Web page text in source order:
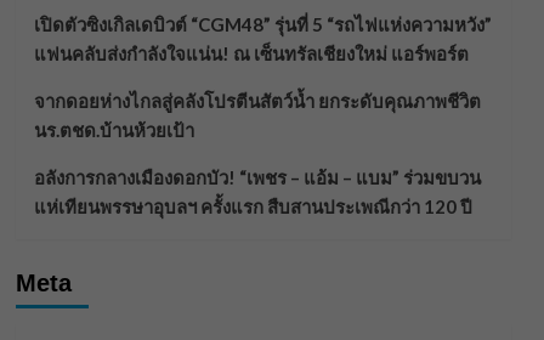
เปิดตัวซิงเกิลเดบิวต์ “CGM48” รุ่นที่ 5 “รถไฟแห่งความหวัง”
แฟนคลับส่งกำลังใจแน่น! ณ เซ็นทรัลเชียงใหม่ แอร์พอร์ต
จากดอยห่างไกลสู่คลังโปรตีนสัตว์น้ำ ยกระดับคุณภาพชีวิต
นร.ตชด.บ้านห้วยเป้า
อลังการกลางเมืองดอกบัว! “เพชร – แอ้ม – แบม” ร่วมขบวน
แห่เทียนพรรษาอุบลฯ ครั้งแรก สืบสานประเพณีกว่า 120 ปี
Meta